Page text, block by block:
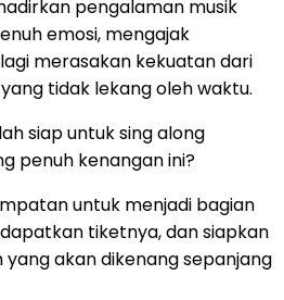
pengalaman musik
emosi, mengajak
merasakan kekuatan dari
tidak lekang oleh waktu.
siap untuk sing along
penuh kenangan ini?
untuk menjadi bagian
tiketnya, dan siapkan
akan dikenang sepanjang